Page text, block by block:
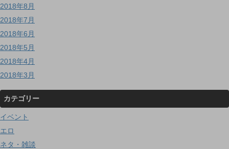
2018年8月
2018年7月
2018年6月
2018年5月
2018年4月
2018年3月
カテゴリー
イベント
エロ
ネタ・雑談